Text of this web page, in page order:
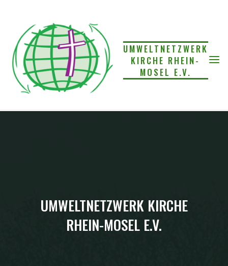
content
UMWELTNETZWERK
KIRCHE RHEIN-
MOSEL E.V.
UMWELTNETZWERK KIRCHE
RHEIN-MOSEL E.V.